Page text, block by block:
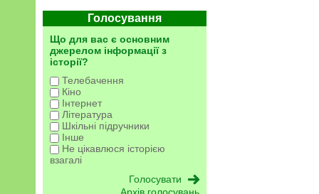
Голосування
Що для вас є основним
джерелом інформації з
історії?
Телебачення
Кіно
Інтернет
Література
Шкільні підручники
Інше
Не цікавлюся історією
взагалі